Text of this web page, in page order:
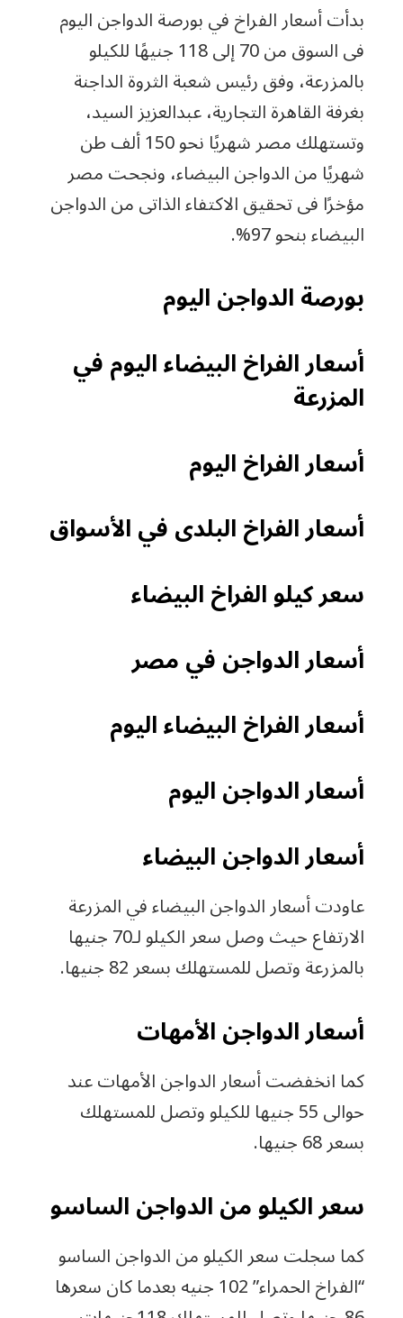
بدأت أسعار الفراخ في بورصة الدواجن اليوم
فى السوق من 70 إلى 118 جنيهًا للكيلو
بالمزرعة، وفق رئيس شعبة الثروة الداجنة
بغرفة القاهرة التجارية، عبدالعزيز السيد،
وتستهلك مصر شهريًا نحو 150 ألف طن
شهريًا من الدواجن البيضاء، ونجحت مصر
مؤخرًا فى تحقيق الاكتفاء الذاتى من الدواجن
البيضاء بنحو 97%.
بورصة الدواجن اليوم
أسعار الفراخ البيضاء اليوم في
المزرعة
أسعار الفراخ اليوم
أسعار الفراخ البلدى في الأسواق
سعر كيلو الفراخ البيضاء
أسعار الدواجن في مصر
أسعار الفراخ البيضاء اليوم
أسعار الدواجن اليوم
أسعار الدواجن البيضاء
عاودت أسعار الدواجن البيضاء في المزرعة
الارتفاع حيث وصل سعر الكيلو لـ70 جنيها
بالمزرعة وتصل للمستهلك بسعر 82 جنيها.
أسعار الدواجن الأمهات
كما انخفضت أسعار الدواجن الأمهات عند
حوالى 55 جنيها للكيلو وتصل للمستهلك
بسعر 68 جنيها.
سعر الكيلو من الدواجن الساسو
كما سجلت سعر الكيلو من الدواجن الساسو
“الفراخ الحمراء” 102 جنيه بعدما كان سعرها